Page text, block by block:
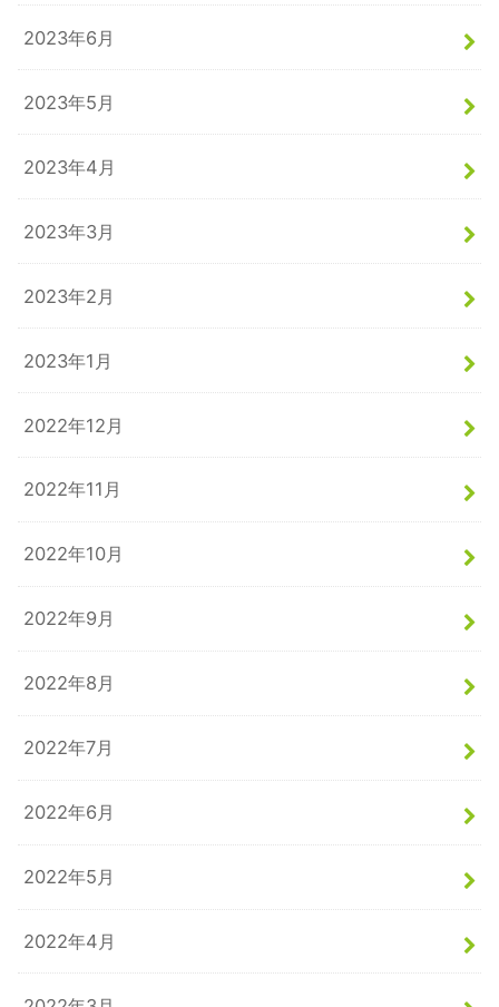
2023年6月
2023年5月
2023年4月
2023年3月
2023年2月
2023年1月
2022年12月
2022年11月
2022年10月
2022年9月
2022年8月
2022年7月
2022年6月
2022年5月
2022年4月